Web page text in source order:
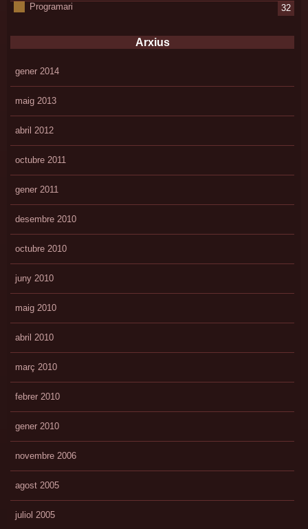
Programari
32
Arxius
gener 2014
maig 2013
abril 2012
octubre 2011
gener 2011
desembre 2010
octubre 2010
juny 2010
maig 2010
abril 2010
març 2010
febrer 2010
gener 2010
novembre 2006
agost 2005
juliol 2005